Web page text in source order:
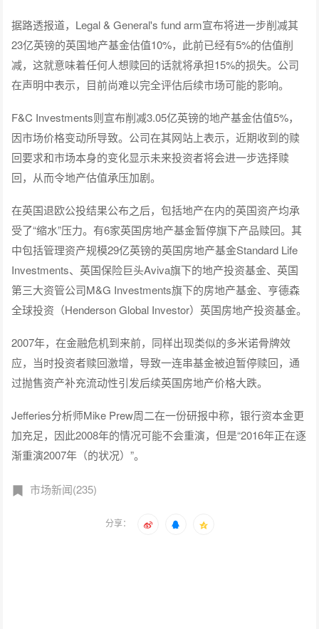
据路透报道，Legal & General's fund arm宣布将进一步削减其
23亿英镑的英国地产基金估值10%，此前已经有5%的估值削
减，这就意味着任何人想赎回的话就将承担15%的损失。公司
在声明中表示，目前尚难以完全评估后续市场可能的影响。
F&C Investments则宣布削减3.05亿英镑的地产基金估值5%，
因市场价格变动所导致。公司在其网站上表示，近期收到的赎
回要求和市场本身的变化显示未来投资者将会进一步选择赎
回，从而令地产估值承压加剧。
在英国退欧公投结果公布之后，包括地产在内的英国资产均承
受了“缩水”压力。有6家英国房地产基金暂停旗下产品赎回。其
中包括管理资产规模29亿英镑的英国房地产基金Standard Life
Investments、英国保险巨头Aviva旗下的地产投资基金、英国
第三大资管公司M&G Investments旗下的房地产基金、亨德森
全球投资（Henderson Global Investor）英国房地产投资基金。
2007年，在金融危机到来前，同样出现类似的多米诺骨牌效
应，当时投资者赎回激增，导致一连串基金被迫暂停赎回，通
过抛售资产补充流动性引发后续英国房地产价格大跌。
Jefferies分析师Mike Prew周二在一份研报中称，银行资本金更
加充足，因此2008年的情况可能不会重演，但是“2016年正在逐
渐重演2007年（的状况）”。
市场新闻(235)
分享：